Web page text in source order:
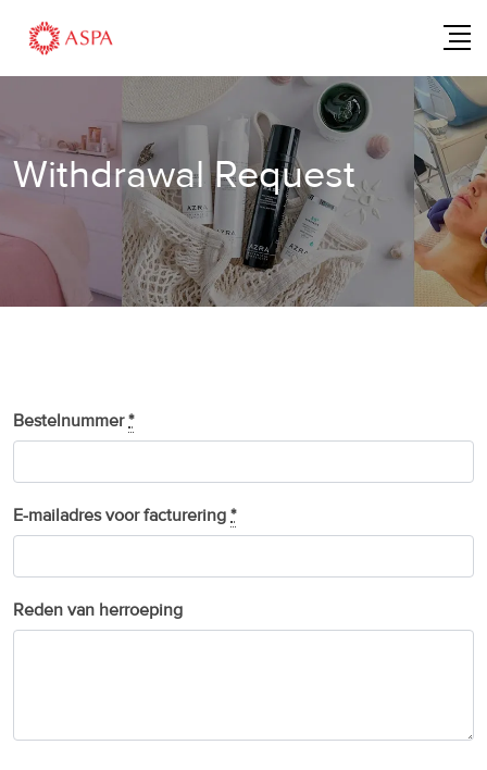
content
Withdrawal Request
Bestelnummer*
E-mailadres voor facturering *
Reden van herroeping